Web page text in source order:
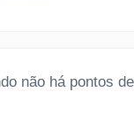
não há pontos de